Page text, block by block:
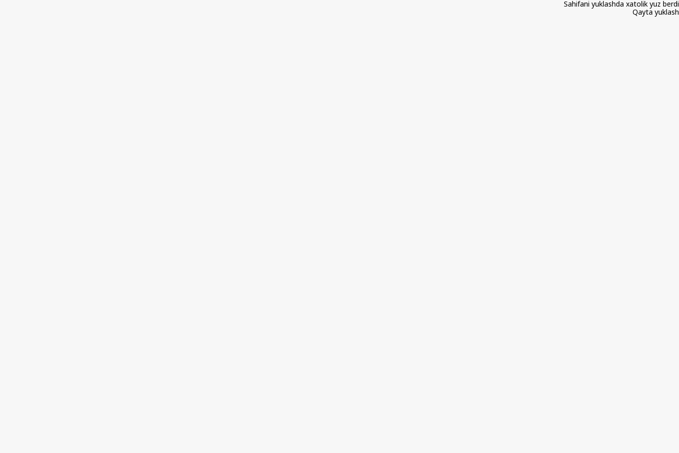
Sahifani yuklashda xatolik yuz berdi
Qayta yuklash